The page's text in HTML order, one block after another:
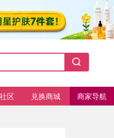
社区 兑换商城 商家导航